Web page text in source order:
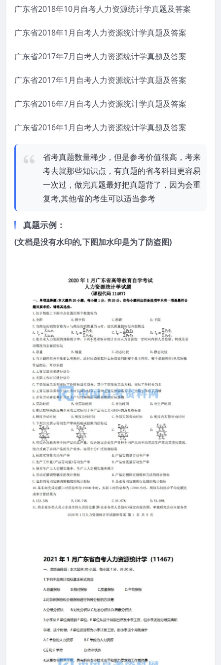
广东省2018年10月自考人力资源统计学真题及答案
广东省2018年1月自考人力资源统计学真题及答案
广东省2017年7月自考人力资源统计学真题及答案
广东省2017年1月自考人力资源统计学真题及答案
广东省2016年7月自考人力资源统计学真题及答案
广东省2016年1月自考人力资源统计学真题及答案
省考真题数量稀少，但是参考价值很高，考来
考去就那些知识点，有真题的省考科目更容易
一次过，做完真题最好把真题背了，因为会重
复考,其他省的考生可以适当参考
真题示例：
(文档是没有水印的,下图加水印是为了防盗图)